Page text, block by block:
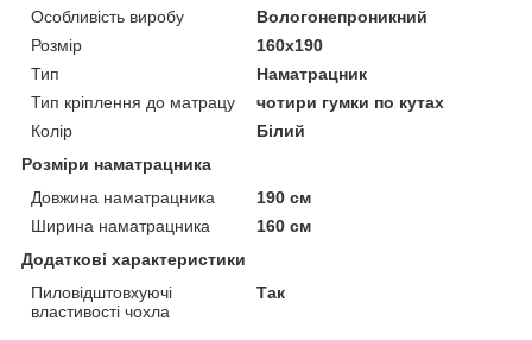
Особливість виробу
Вологонепроникний
Розмір
160x190
Тип
Наматрацник
Тип кріплення до матрацу
чотири гумки по кутах
Колір
Білий
Розміри наматрацника
Довжина наматрацника
190 см
Ширина наматрацника
160 см
Додаткові характеристики
Пиловідштовхуючі
властивості чохла
Так